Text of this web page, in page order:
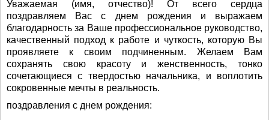
Уважаемая (имя, отчество)! От всего сердца
поздравляем Вас с днем рождения и выражаем
благодарность за Ваше профессиональное руководство,
качественный подход к работе и чуткость, которую Вы
проявляете к своим подчиненным. Желаем Вам
сохранять свою красоту и женственность, тонко
сочетающиеся с твердостью начальника, и воплотить
сокровенные мечты в реальность.
поздравления с днем рождения: